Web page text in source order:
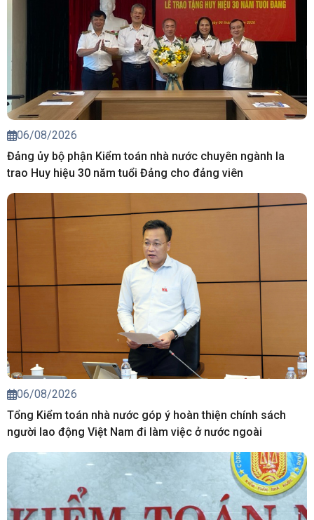
06/08/2026
Đảng ủy bộ phận Kiểm toán nhà nước chuyên ngành Ia
trao Huy hiệu 30 năm tuổi Đảng cho đảng viên
06/08/2026
Tổng Kiểm toán nhà nước góp ý hoàn thiện chính sách
người lao động Việt Nam đi làm việc ở nước ngoài